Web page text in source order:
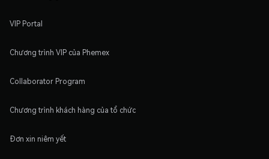
VIP Portal
Chương trình VIP của Phemex
Collaborator Program
Chương trình khách hàng của tổ chức
Đơn xin niêm yết